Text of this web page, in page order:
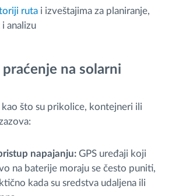
ruta i izveštajima za planiranje,
analizu
praćenje na solarni
kao što su prikolice, kontejneri ili
napajanju: GPS uređaji koji
na baterije moraju se često puniti,
kada su sredstva udaljena ili